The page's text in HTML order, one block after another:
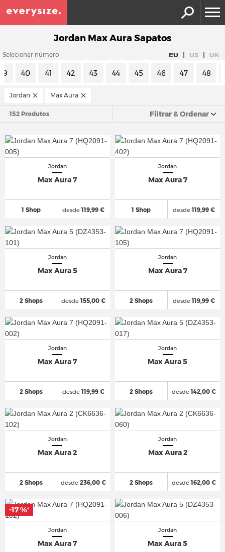
Jordan Max Aura Sapatos
Selecionar número EU | US | UK
40 41 42 43 44 45 46 47 48
Jordan Max Aura
152 Produtos Filtrar & Ordenar
Jordan
Max Aura 7
1 Shop desde119,99 €
Jordan
Max Aura 7
1 Shop desde119,99 €
Jordan
Max Aura 5
2 Shops desde155,00 €
Jordan
Max Aura 7
2 Shops desde119,99 €
Jordan
Max Aura 7
2 Shops desde119,99 €
Jordan
Max Aura 5
2 Shops desde142,00 €
Jordan
Max Aura 2
2 Shops desde 236,00 €
Jordan
Max Aura 2
2 Shops desde162,00 €
Jordan
Max Aura 7
-17 %*
Jordan
Max Aura 5